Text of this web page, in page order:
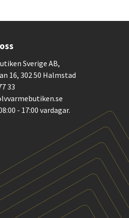
Sverige AB,
16, 302 50 Halmstad
33
- 17:00 vardagar.